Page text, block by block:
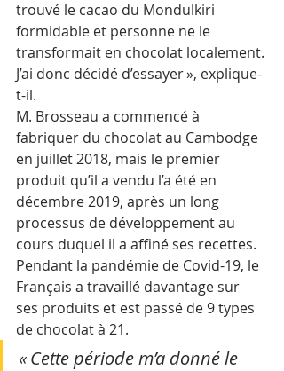
trouvé le cacao du Mondulkiri
formidable et personne ne le
transformait en chocolat localement.
J’ai donc décidé d’essayer », explique-
t-il.
M. Brosseau a commencé à
fabriquer du chocolat au Cambodge
en juillet 2018, mais le premier
produit qu’il a vendu l’a été en
décembre 2019, après un long
processus de développement au
cours duquel il a affiné ses recettes.
Pendant la pandémie de Covid-19, le
Français a travaillé davantage sur
ses produits et est passé de 9 types
de chocolat à 21.
« Cette période m’a donné le